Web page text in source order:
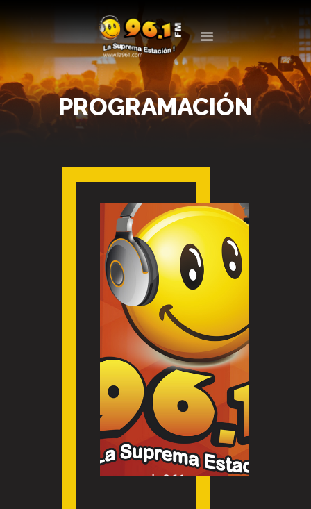
PROGRAMACIÓN
LA 961
LA SUPREMA ESTACIÓN
LA RADIO
BLOG
CONTACTO